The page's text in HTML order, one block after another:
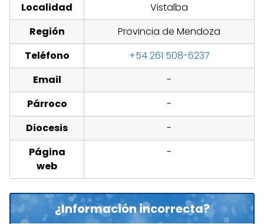
Localidad
Vistalba
Región
Provincia de Mendoza
Teléfono
+54 261 508-6237
Email
-
Párroco
-
Diocesis
-
Página
web
-
¿Información incorrecta?